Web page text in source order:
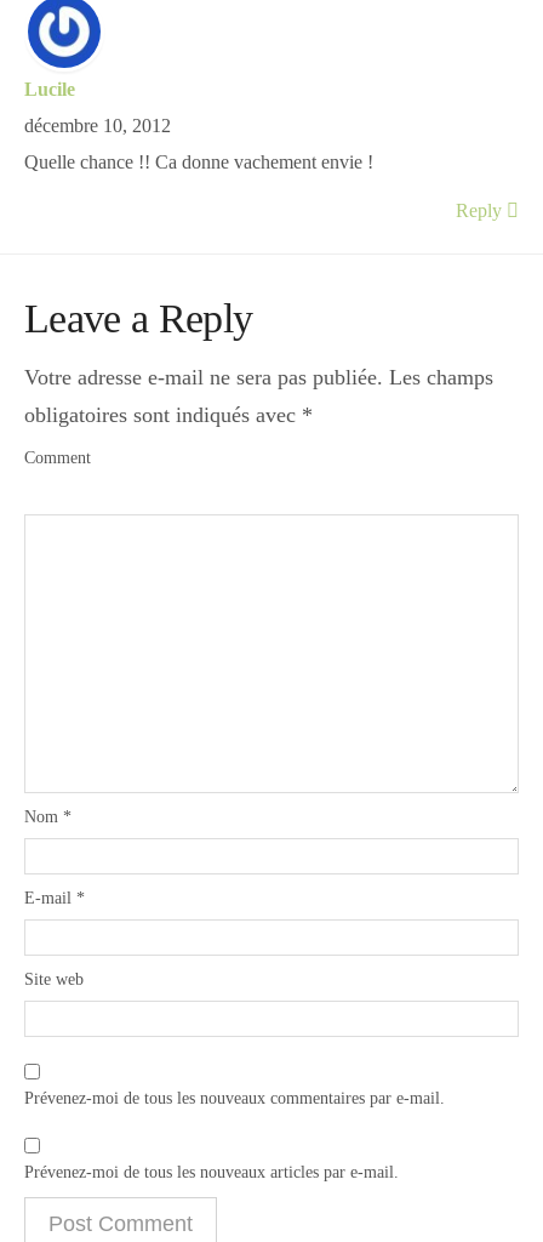
Lucile
décembre 10, 2012
Quelle chance !! Ca donne vachement envie !
Reply
Leave a Reply
Votre adresse e-mail ne sera pas publiée. Les champs
obligatoires sont indiqués avec *
Comment
Nom *
E-mail *
Site web
Prévenez-moi de tous les nouveaux commentaires par e-mail.
Prévenez-moi de tous les nouveaux articles par e-mail.